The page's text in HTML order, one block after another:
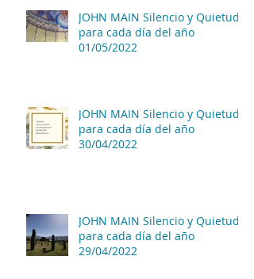
JOHN MAIN Silencio y Quietud
para cada día del año
01/05/2022
JOHN MAIN Silencio y Quietud
para cada día del año
30/04/2022
JOHN MAIN Silencio y Quietud
para cada día del año
29/04/2022